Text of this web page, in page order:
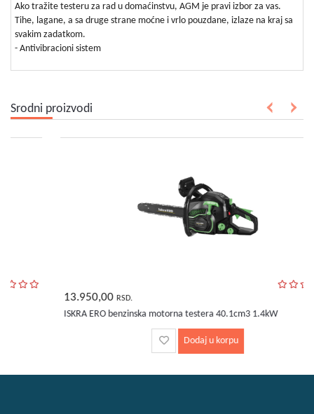
Ako tražite testeru za rad u domaćinstvu, AGM je pravi izbor za vas.
Tihe, lagane, a sa druge strane moćne i vrlo pouzdane, izlaze na kraj sa
svakim zadatkom.
- Antivibracioni sistem
Srodni proizvodi
13.950,00RSD.
ISKRA ERO benzinska motorna testera 40.1cm3 1.4kW
Dodaj u korpu